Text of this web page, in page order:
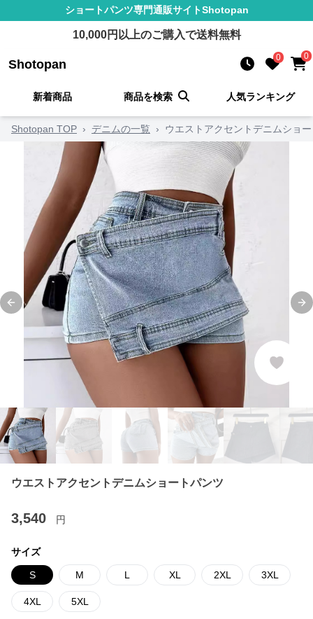
ショートパンツ専門通販サイトShotopan
10,000円以上のご購入で送料無料
Shotopan 0 0
新着商品 商品を検索 人気ランキング
Shotopan TOP › デニムの一覧 › ウエストアクセントデニムショ
Previous slide
ウエストアクセントデニムショートパンツ
3,540 円
サイズ
S M L XL 2XL 3XL
4XL 5XL